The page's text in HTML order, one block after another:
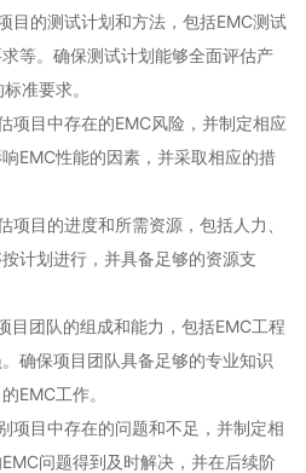
目的测试计划和方法，包括EMC测试
等。确保测试计划能够全面评估产
准要求。
项目中存在的EMC风险，并制定相应
EMC性能的因素，并采取相应的措
项目的进度和所需资源，包括人力、
计划进行，并具备足够的资源支
目团队的组成和能力，包括EMC工程
确保项目团队具备足够的专业知识
EMC工作。
项目中存在的问题和不足，并制定相
问题得到及时解决，并在后续阶